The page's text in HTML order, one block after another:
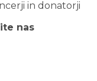
in donatorji
nas